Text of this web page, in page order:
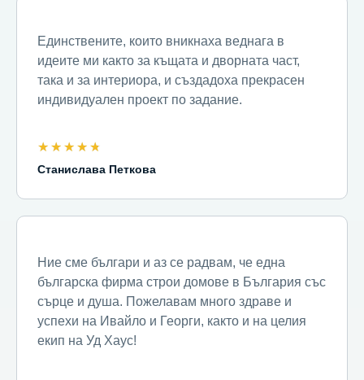
Единствените, които вникнаха веднага в
идеите ми както за къщата и дворната част,
така и за интериора, и създадоха прекрасен
индивидуален проект по задание.
★ ★ ★ ★ ★
Станислава Петкова
Ние сме българи и аз се радвам, че една
българска фирма строи домове в България със
сърце и душа. Пожелавам много здраве и
успехи на Ивайло и Георги, както и на целия
екип на Уд Хаус!